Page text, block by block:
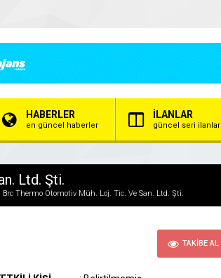
HABERLER
en güncel haberler
İLANLAR
güncel seri ilanlar
Ltd. Şti.
Brc Thermo Otomotiv Müh. Loj. Tic. Ve San. Ltd. Şti.
TAKİBE AL